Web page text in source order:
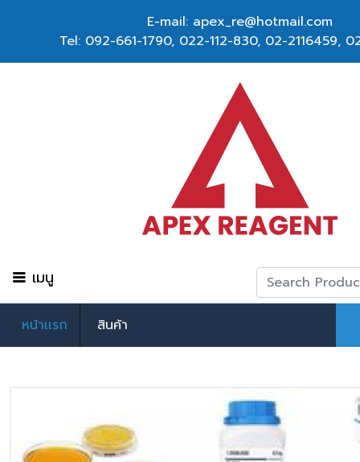
E-mail: apex_re@hotmail.com
Tel: 092-661-1790, 022-112-830, 02-2116459,
เมนู
หน้าเเรก สินค้า